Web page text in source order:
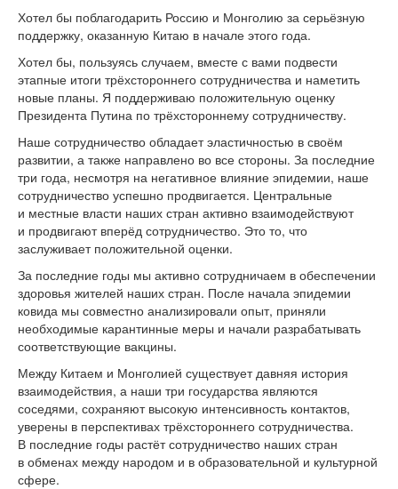
Хотел бы поблагодарить Россию и Монголию за серьёзную
поддержку, оказанную Китаю в начале этого года.
Хотел бы, пользуясь случаем, вместе с вами подвести
этапные итоги трёхстороннего сотрудничества и наметить
новые планы. Я поддерживаю положительную оценку
Президента Путина по трёхстороннему сотрудничеству.
Наше сотрудничество обладает эластичностью в своём
развитии, а также направлено во все стороны. За последние
три года, несмотря на негативное влияние эпидемии, наше
сотрудничество успешно продвигается. Центральные
и местные власти наших стран активно взаимодействуют
и продвигают вперёд сотрудничество. Это то, что
заслуживает положительной оценки.
За последние годы мы активно сотрудничаем в обеспечении
здоровья жителей наших стран. После начала эпидемии
ковида мы совместно анализировали опыт, приняли
необходимые карантинные меры и начали разрабатывать
соответствующие вакцины.
Между Китаем и Монголией существует давняя история
взаимодействия, а наши три государства являются
соседями, сохраняют высокую интенсивность контактов,
уверены в перспективах трёхстороннего сотрудничества.
В последние годы растёт сотрудничество наших стран
в обменах между народом и в образовательной и культурной
сфере.